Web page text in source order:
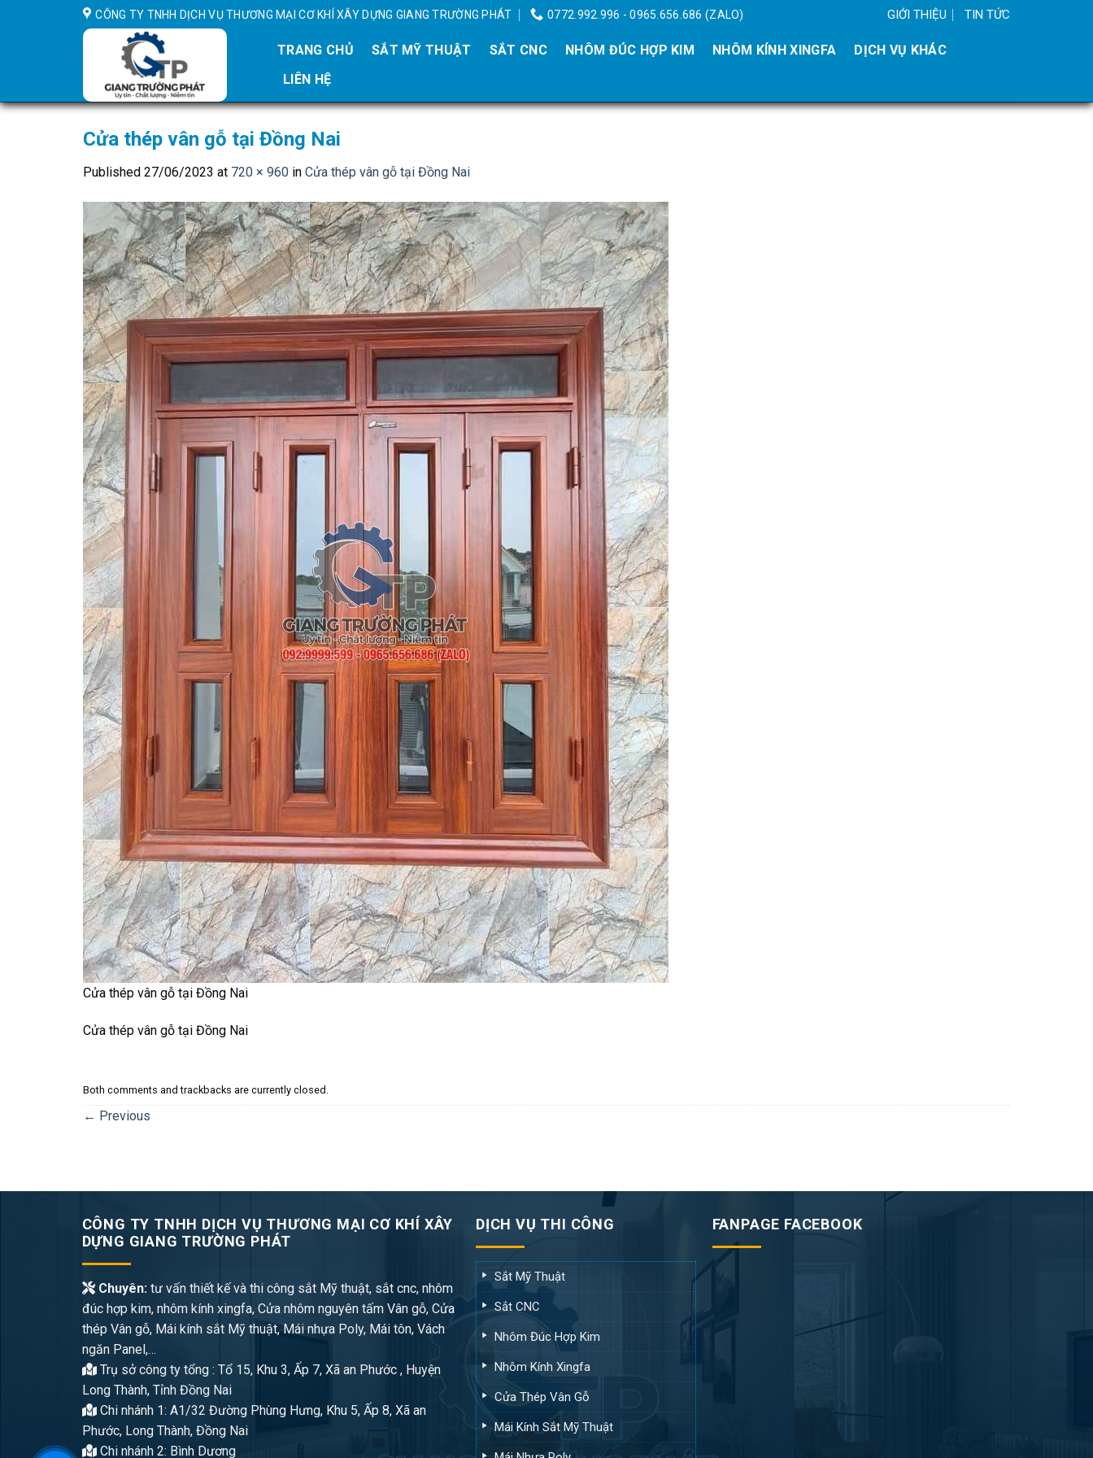
CÔNG TY TNHH DỊCH VỤ THƯƠNG MẠI CƠ KHÍ XÂY DỰNG GIANG TRƯỜNG PHÁT 0772.992.996 - 0965.656.686 (ZALO) GIỚI THIỆU TIN TỨC
TRANG CHỦ SẮT MỸ THUẬT SẮT CNC NHÔM ĐÚC HỢP KIM NHÔM KÍNH XINGFA
DỊCH VỤ KHÁC
LIÊN HỆ
Cửa thép vân gỗ tại Đồng Nai
Published 27/06/2023 at 720 × 960 in Cửa thép vân gỗ tại Đồng Nai
Cửa thép vân gỗ tại Đồng Nai
Cửa thép vân gỗ tại Đồng Nai
Both comments and trackbacks are currently closed.
← Previous
CÔNG TY TNHH DỊCH VỤ THƯƠNG MẠI CƠ KHÍ XÂY
DỰNG GIANG TRƯỜNG PHÁT
Chuyên:tư vấn thiết kế và thi công sắt Mỹ thuật, sắt cnc, nhôm
đúc hợp kim, nhôm kính xingfa, Cửa nhôm nguyên tấm Vân gỗ, Cửa
thép Vân gỗ, Mái kính sắt Mỹ thuật, Mái nhựa Poly, Mái tôn, Vách
ngăn Panel,…
Trụ sở công ty tổng : Tổ 15, Khu 3, Ấp 7, Xã an Phước , Huyện
Long Thành, Tỉnh Đồng Nai
Chi nhánh 1: A1/32 Đường Phùng Hưng, Khu 5, Ấp 8, Xã an
Phước, Long Thành, Đồng Nai
Chi nhánh 2: Bình Dương
DỊCH VỤ THI CÔNG
Sắt Mỹ Thuật
Sắt CNC
Nhôm Đúc Hợp Kim
Nhôm Kính Xingfa
Cửa Thép Vân Gỗ
Mái Kính Sắt Mỹ Thuật
FANPAGE FACEBOOK